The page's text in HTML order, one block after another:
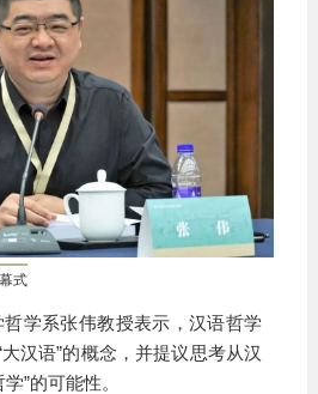
式
学系张伟教授表示，汉语哲学
汉语”的概念，并提议思考从汉
”的可能性。